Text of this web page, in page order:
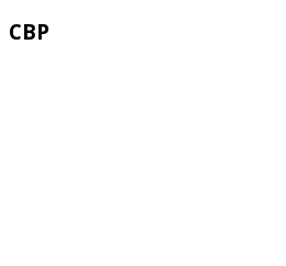
СВР